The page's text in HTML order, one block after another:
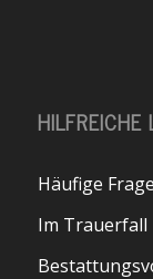
HILFREICHE
Häufige
Im Trauerfall